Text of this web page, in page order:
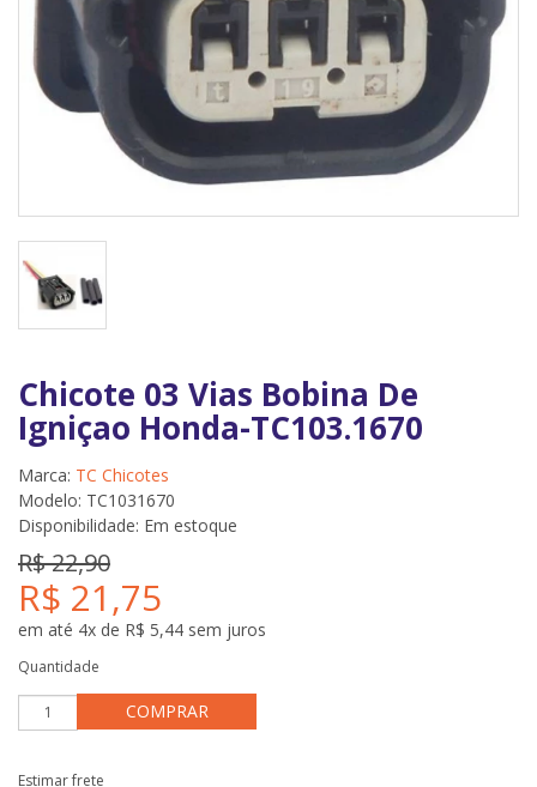
Chicote 03 Vias Bobina De
Igniçao Honda-TC103.1670
Marca: TC Chicotes
Modelo: TC1031670
Disponibilidade: Em estoque
R$ 22,90
R$ 21,75
em até 4x de R$ 5,44 sem juros
Quantidade
COMPRAR